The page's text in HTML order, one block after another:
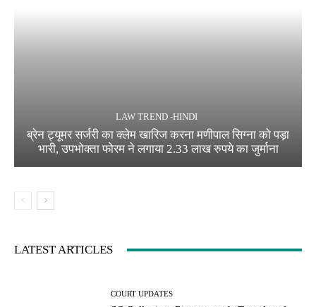
LAW TREND -HINDI
ब्रेन ट्यूमर सर्जरी का क्लेम खारिज करना मणीपाल सिग्ना को पड़ा
भारी, उपभोक्ता फोरम ने लगाया 2.33 लाख रुपये का जुर्माना
LATEST ARTICLES
COURT UPDATES